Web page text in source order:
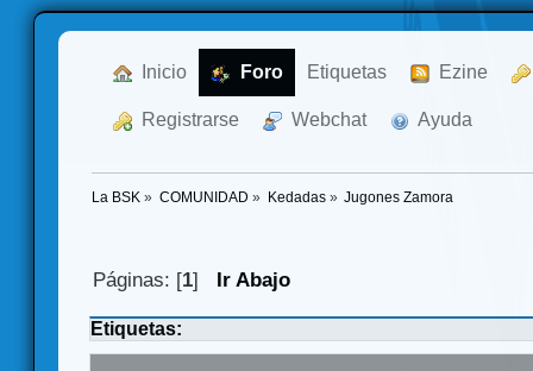
Inicio Foro Etiquetas Ezine
Registrarse Webchat Ayuda
La BSK » COMUNIDAD » Kedadas» Jugones Zamora
Páginas: [1] Ir Abajo
Etiquetas: